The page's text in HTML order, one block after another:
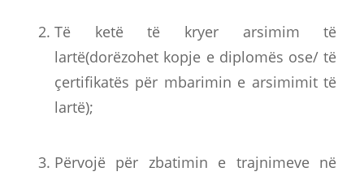
Të ketë të kryer arsimim të
lartë(dorëzohet kopje e diplomës ose/ të
çertifikatës për mbarimin e arsimimit të
lartë);
Përvojë për zbatimin e trajnimeve në